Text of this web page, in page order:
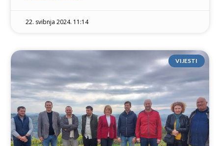
22. svibnja 2024. 11:14
VIJESTI